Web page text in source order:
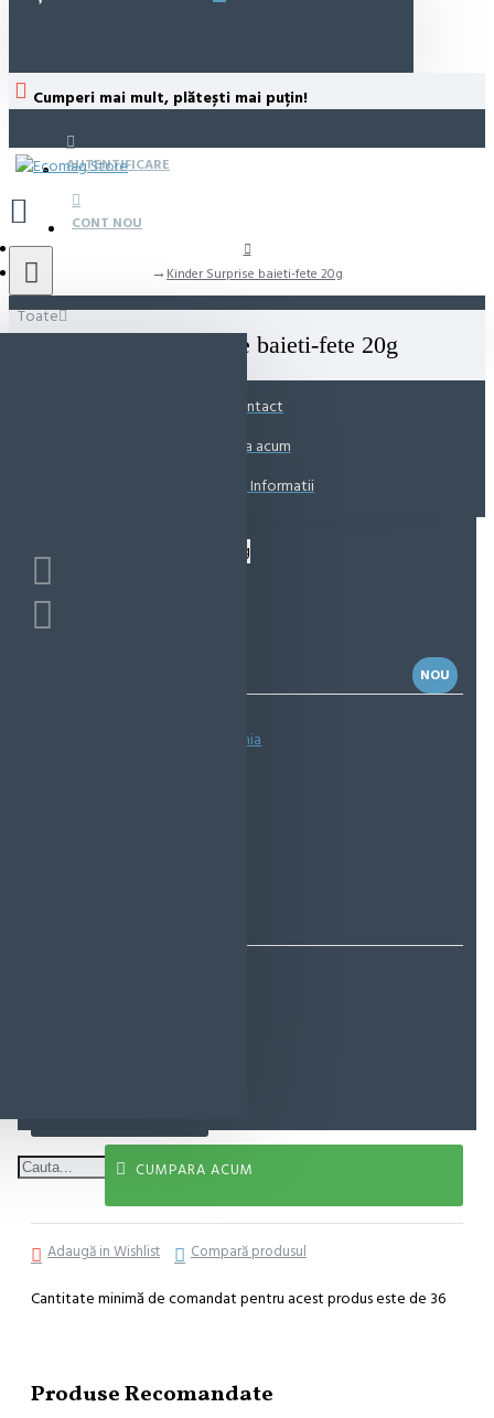
Cumperi mai mult, plătești mai puțin!
AUTENTIFICARE
CONT NOU
Toate
Kinder Surprise baieti-fete 20g
Kinder Surprise baieti-fete 20g
Contact
Suna acum
Solicita Informatii
NOU
Spune-ţi opinia
CUMPARA ACUM
Adaugă in Wishlist Compară produsul
Cantitate minimă de comandat pentru acest produs este de 36
Produse Recomandate